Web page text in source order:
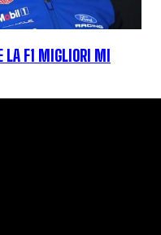
LA F1 MIGLIORI MI